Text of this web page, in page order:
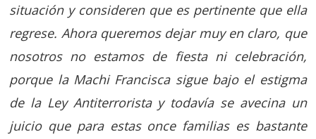
situación y consideren que es pertinente que ella
regrese. Ahora queremos dejar muy en claro, que
nosotros no estamos de fiesta ni celebración,
porque la Machi Francisca sigue bajo el estigma
de la Ley Antiterrorista y todavía se avecina un
juicio que para estas once familias es bastante